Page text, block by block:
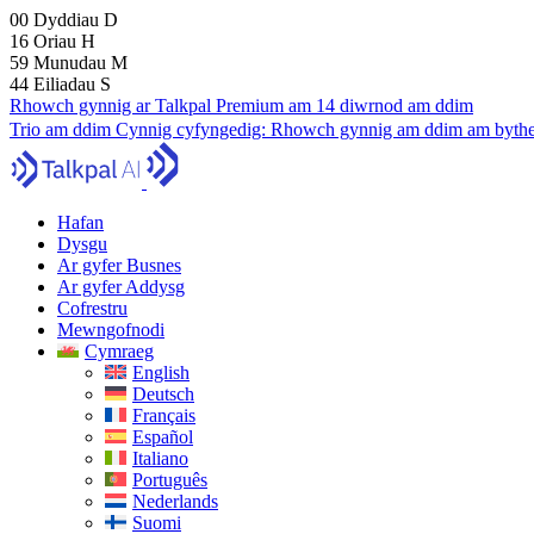
00 Dyddiau D
16 Oriau H
59 Munudau M
43 Eiliadau S
Rhowch gynnig ar Talkpal Premium am 14 diwrnod am ddim
Trio am ddim Cynnig cyfyngedig: Rhowch gynnig am ddim am
Hafan
Dysgu
Ar gyfer Busnes
Ar gyfer Addysg
Cofrestru
Mewngofnodi
Cymraeg
English
Deutsch
Français
Español
Italiano
Português
Nederlands
Suomi